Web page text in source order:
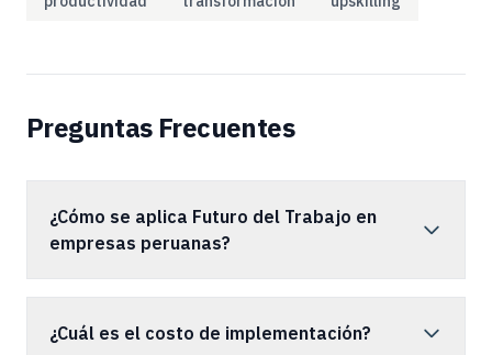
Preguntas Frecuentes
¿Cómo se aplica Futuro del Trabajo en
empresas peruanas?
¿Cuál es el costo de implementación?